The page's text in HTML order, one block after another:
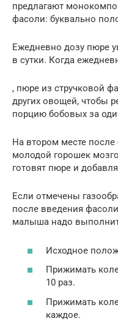
предлагают
фасоли: буквально
Ежедневно дозу пюре
в сутки. Когда
, пюре из стручковой
других овощей, чтобы
порцию бобовых за
На втором месте
молодой горошек
готовят пюре и
Если отмечены
после введения
малыша надо
Исходное
Прижимать
10 раз.
Прижимать
каждое.